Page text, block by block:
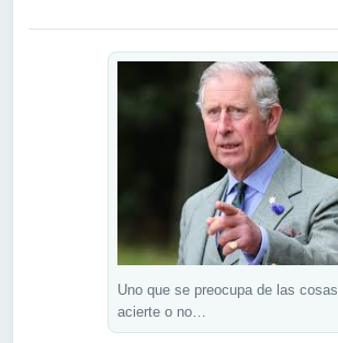
Uno que se preocupa de las cosas,
acierte o no…